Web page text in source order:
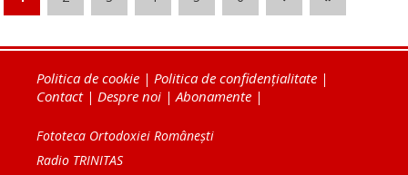
Politica de cookie | Politica de confidențialitate |
Contact| Despre noi |Abonamente |
Fototeca Ortodoxiei Românești
Radio TRINITAS